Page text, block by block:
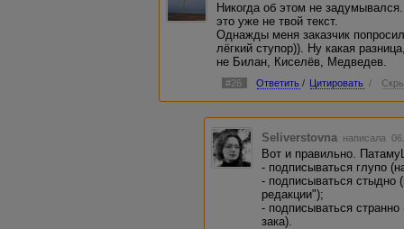
Никогда об этом не
это уже не твой текст.
Однажды меня заказчик
лёгкий ступор)). Ну какая
не Билан, Киселёв, Медведев.
#26 Ответить / Цитировать /
Seliverstovna написала
Вот и правильно.
- подписываться глупо
- подписываться стыдно
редакции");
- подписываться
зака).